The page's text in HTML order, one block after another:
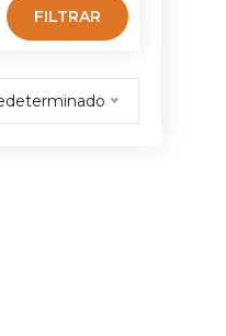
FILTRAR